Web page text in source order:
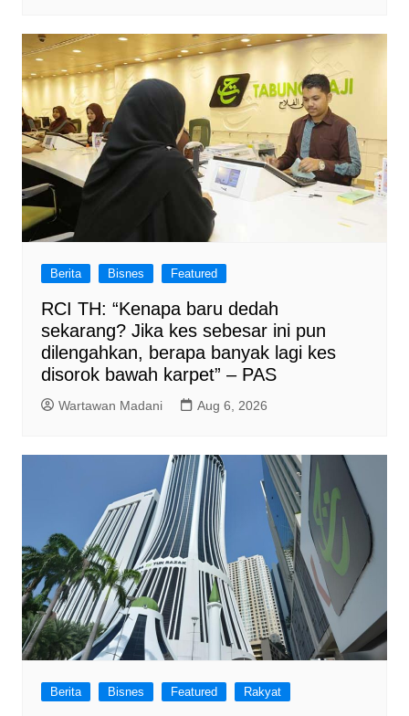
Berita Bisnes Featured
RCI TH: “Kenapa baru dedah
sekarang? Jika kes sebesar ini pun
dilengahkan, berapa banyak lagi kes
disorok bawah karpet” – PAS
Wartawan Madani Aug 6, 2026
Berita Bisnes Featured Rakyat